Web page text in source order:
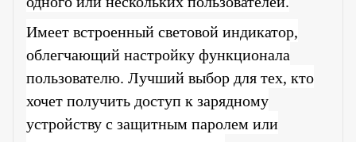
Имеет встроенный световой индикатор,
облегчающий настройку функционала
пользователю. Лучший выбор для тех, кто
хочет получить доступ к зарядному
устройству с защитным паролем или